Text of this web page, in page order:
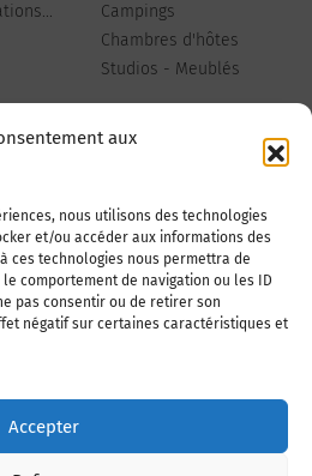
aux
nous utilisons des technologies
et/ou accéder aux informations des
ces technologies nous permettra de
comportement de navigation ou les ID
pas consentir ou de retirer son
négatif sur certaines caractéristiques et
Accepter
Campings
Chambres d'hôtes
Studios - Meublés
Publiez votre annonce
Nous contacter
de cookies (UE)